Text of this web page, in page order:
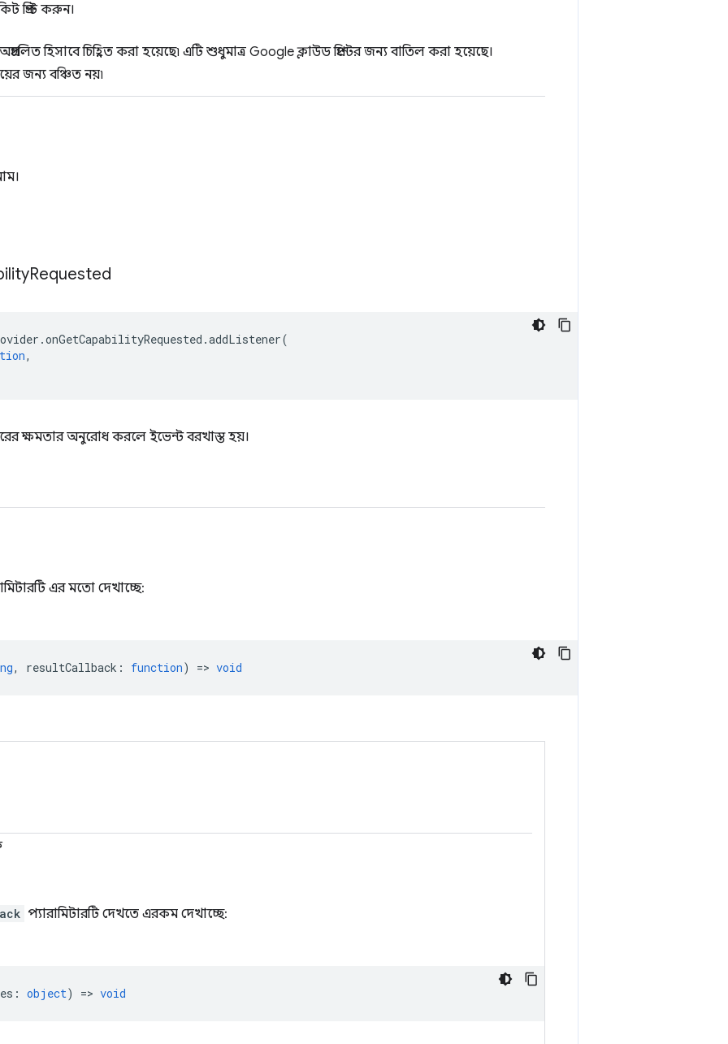
প্রিন্ট করুন।
হিসাবে চিহ্নিত করা হয়েছে৷ এটি শুধুমাত্র Google ক্লাউড প্রিন্টের জন্য বাতিল করা হয়েছে।
জন্য বঞ্চিত নয়৷
Requested
.onGetCapabilityRequested .addListener(
,
ক্ষমতার অনুরোধ করলে ইভেন্ট বরখাস্ত হয়।
এর মতো দেখাচ্ছে:
, resultCallback : function) => void
প্যারামিটারটি দেখতে এরকম দেখাচ্ছে:
: object) => void